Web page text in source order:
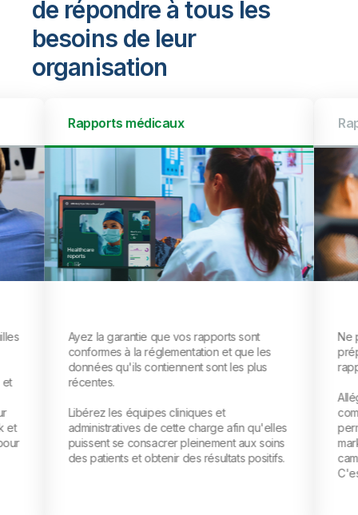
de répondre à tous les
besoins de leur
organisation
sont
afin qu'elles
aux soins
positifs.
Rapports de performances
Ne passez plus des jours à collecter et
préparer les données pour produire des
rapports et des analyses basiques.
commerciale et marketing pour leur
permettre d'optimiser les dépenses en
marketing, d'analyser les résultats des
campagnes et d'adapter leur stratégie.
C'est là qu'est leur véritable valeur ajoutée !